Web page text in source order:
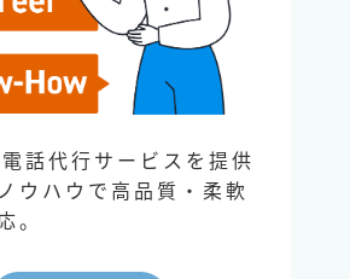
話代行サービスを提供
ウハウで高品質・柔軟
。